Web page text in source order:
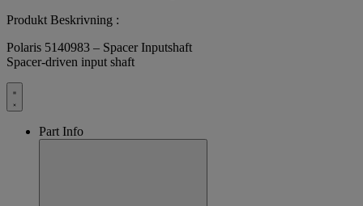
Produkt Beskrivning :
Polaris 5140983 – Spacer Inputshaft
Spacer-driven input shaft
Part Info